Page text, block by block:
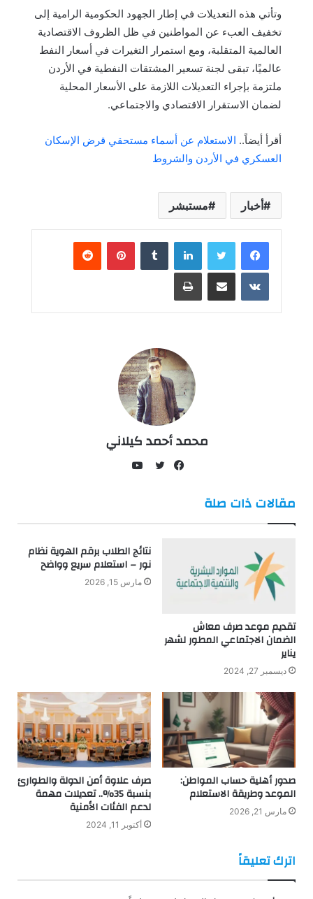
وتأتي هذه التعديلات في إطار الجهود الحكومية الرامية إلى
تخفيف العبء عن المواطنين في ظل الظروف الاقتصادية
العالمية المتقلبة، ومع استمرار التغيرات في أسعار النفط
عالميًا، تبقى لجنة تسعير المشتقات النفطية في الأردن
ملتزمة بإجراء التعديلات اللازمة على الأسعار المحلية
لضمان الاستقرار الاقتصادي والاجتماعي.
أقرأ أيضاً.. الاستعلام عن أسماء مستحقي قرض الإسكان
العسكري في الأردن والشروط
أخبار مستبشر
لينكدإن بينتيريست
مشاركة عبر البريد طباعة
محمد أحمد كيلاني
مقالات ذات صلة
تقديم موعد صرف معاش
الضمان الاجتماعي المطور لشهر
يناير
ديسمبر 27, 2024
نتائج الطلاب برقم الهوية نظام
نور – استعلام سريع وواضح
مارس 15, 2026
صدور أهلية حساب المواطن:
الموعد وطريقة الاستعلام
مارس 21, 2026
صرف علاوة أمن الدولة والطوارئ
بنسبة 35%.. تعديلات مهمة
لدعم الفئات الأمنية
أكتوبر 11, 2024
اترك تعليقاً